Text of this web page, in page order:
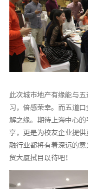
此次城市地产有缘能与
习，倍感荣幸。而五道
解之缘。期待上海中心
享，更是为校友企业提
融行业都将有着深远的
贸大厦拭目以待吧！